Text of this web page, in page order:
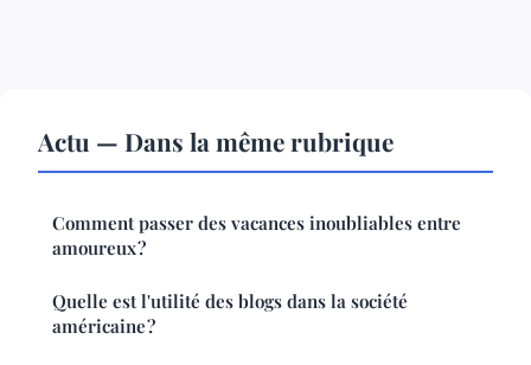
Actu — Dans la même rubrique
Comment passer des vacances inoubliables entre
amoureux ?
Quelle est l'utilité des blogs dans la société
américaine ?